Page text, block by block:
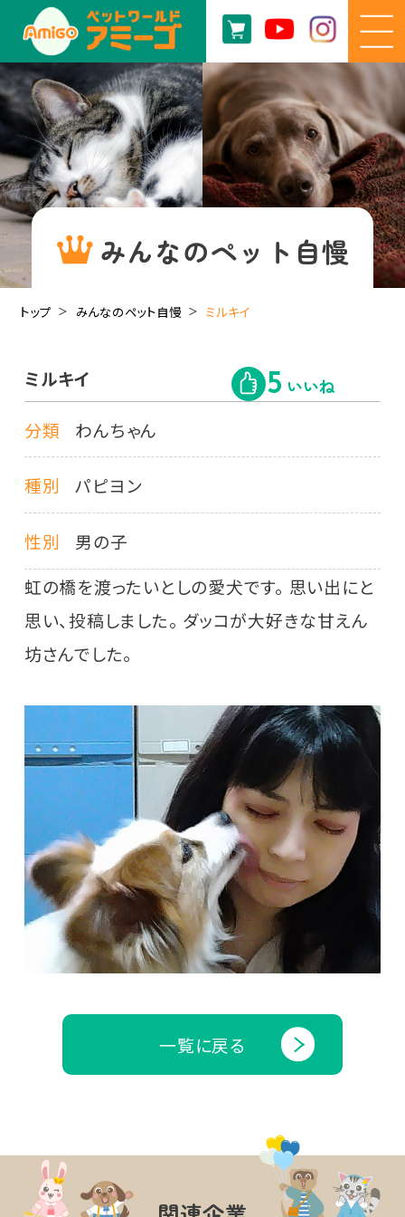
みんなのペット自慢
トップ みんなのペット自慢 ミルキイ
ミルキイ 5 いいね
分類 わんちゃん
種別 パピヨン
性別
男の子
虹の橋を渡ったいとしの愛犬です。 思い出にと
思い、投稿しました。 ダッコが大好きな甘えん
坊さんでした。
一覧に戻る